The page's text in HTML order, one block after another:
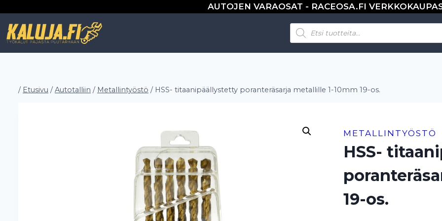
AUTOJEN VARAOSAT - RACEOSA.FI
Products
search
/ Etusivu / Autotalliin / Metallintyöstö / HSS- titaanipäällystetty poranteräsarja metallille 1-10mm 19-os.
METALLINTYÖSTÖ
HSS-
19-os.